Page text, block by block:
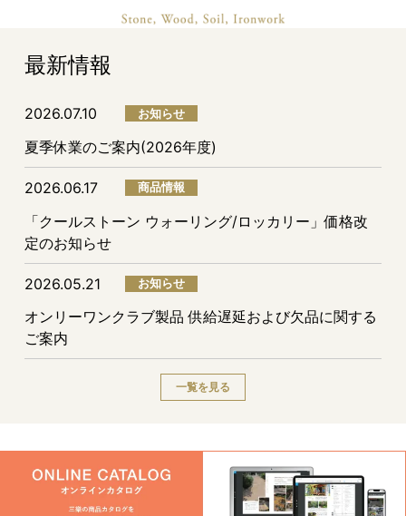
最新情報
2026.07.10 お知らせ
夏季休業のご案内(2026年度)
2026.06.17 商品情報
「クールストーン ウォーリング/ロッカリー」価格改
定のお知らせ
2026.05.21 お知らせ
オンリーワンクラブ製品 供給遅延および欠品に関する
ご案内
一覧を見る